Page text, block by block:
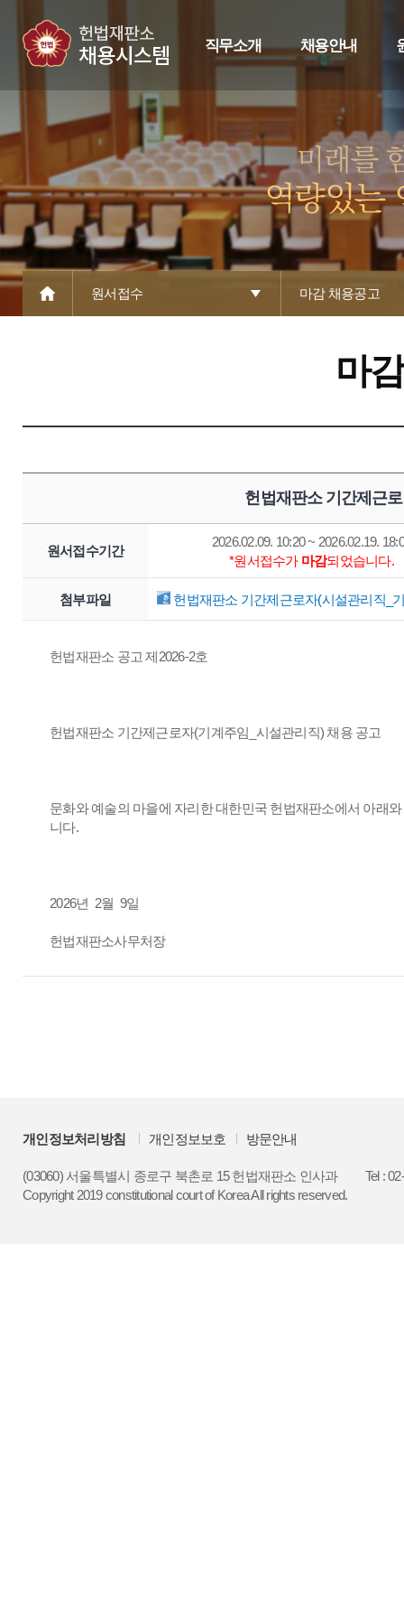
직무소개 채용안내
원서접수 마감 채용공고
마
헌법재판소 기간제근
원서접수기간
2026.02.09. 10:20 ~ 2026.02.19.
*원서접수가 마감되었습니다.
첨부파일 헌법재판소 기간제근로자(시설관리직_
헌법재판소 공고 제2026-2호
헌법재판소 기간제근로자(기계주임_시설관리직) 채용 공고
문화와 예술의 마을에 자리한 대한민국 헌법재판소에서 아래
니다.
2026년 2월 9일
헌법재판소사무처장
개인정보처리방침 개인정보보호 방문안내
(03060) 서울특별시 종로구 북촌로 15 헌법재판소 인사과
Tel :
Copyright 2019 constitutional court of Korea All rights reserved.